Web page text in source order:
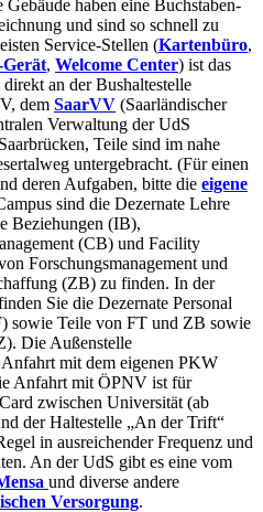
haben eine Buchstaben-
und sind so schnell zu
Service-Stellen (Kartenbüro,
Gerät, Welcome Center) ist das
an der Bushaltestelle
dem SaarVV (Saarländischer
Verwaltung der UdS
Teile sind im nahe
untergebracht. (Für einen
deren Aufgaben, bitte die eigene
sind die Dezernate Lehre
Beziehungen (IB),
(CB) und Facility
Forschungsmanagement und
(ZB) zu finden. In der
Sie die Dezernate Personal
sowie Teile von FT und ZB sowie
Die Außenstelle
mit dem eigenen PKW
Anfahrt mit ÖPNV ist für
zwischen Universität (ab
der Haltestelle „An der Trift“
in ausreichender Frequenz und
An der UdS gibt es eine vom
und diverse andere
Versorgung.